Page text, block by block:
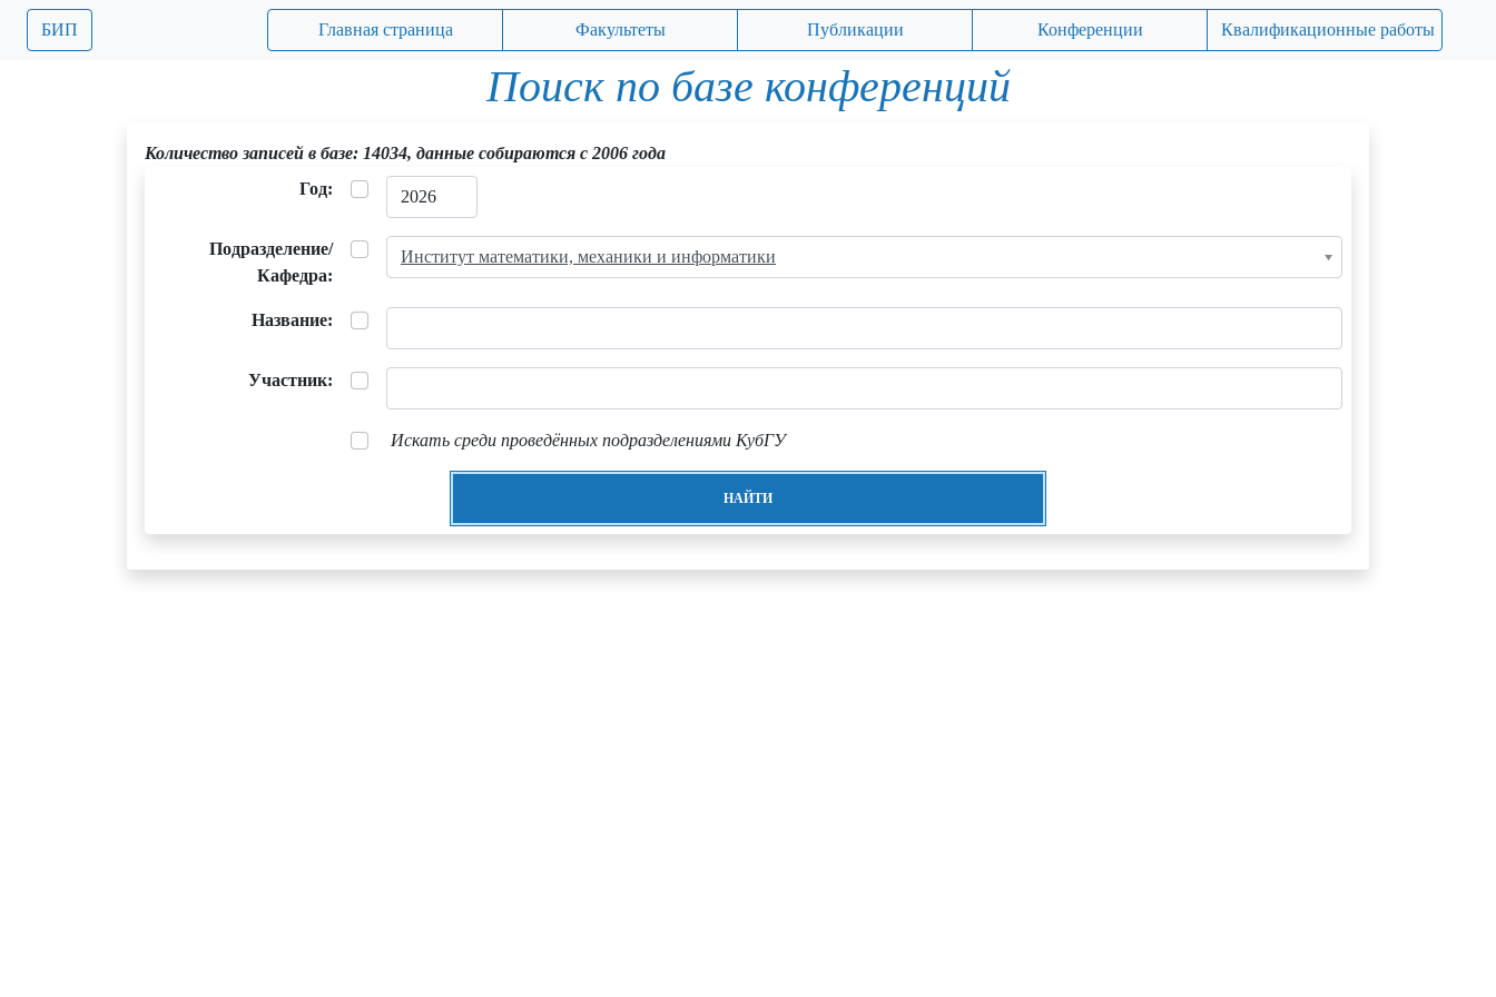
БИП Главная страница Факультеты Публикации Конференции Квалификационные работы
Поиск по базе конференций
Количество записей в базе: 14034, данные собираются с 2006 года
Год:
Подразделение/
Кафедра:
Институт математики, механики и информатики
Название:
Участник:
Искать среди проведённых подразделениями КубГУ